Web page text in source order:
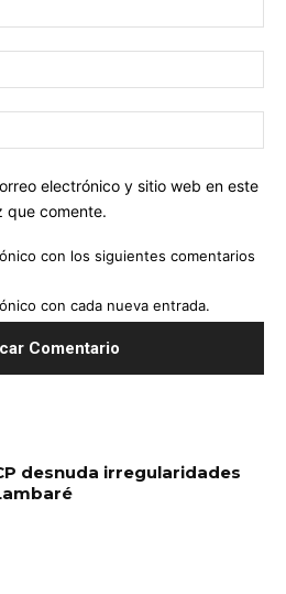
electrónico y sitio web en este
que comente.
con los siguientes comentarios
con cada nueva entrada.
desnuda irregularidades